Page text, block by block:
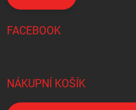
FACEBOOK
NÁKUPNÍ KOŠÍK